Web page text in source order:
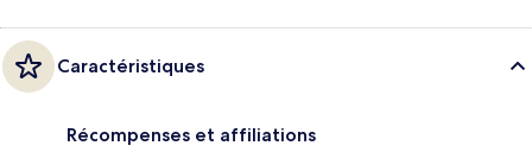
Caractéristiques
Récompenses et affiliations